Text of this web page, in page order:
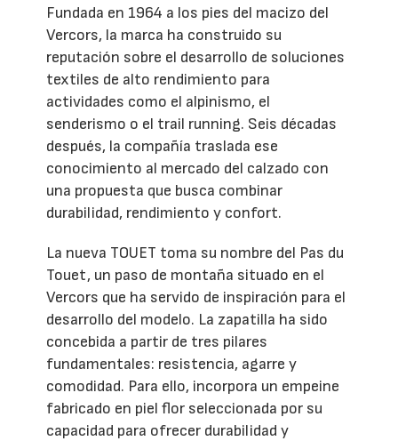
Fundada en 1964 a los pies del macizo del
Vercors, la marca ha construido su
reputación sobre el desarrollo de soluciones
textiles de alto rendimiento para
actividades como el alpinismo, el
senderismo o el trail running. Seis décadas
después, la compañía traslada ese
conocimiento al mercado del calzado con
una propuesta que busca combinar
durabilidad, rendimiento y confort.
La nueva TOUET toma su nombre del Pas du
Touet, un paso de montaña situado en el
Vercors que ha servido de inspiración para el
desarrollo del modelo. La zapatilla ha sido
concebida a partir de tres pilares
fundamentales: resistencia, agarre y
comodidad. Para ello, incorpora un empeine
fabricado en piel flor seleccionada por su
capacidad para ofrecer durabilidad y